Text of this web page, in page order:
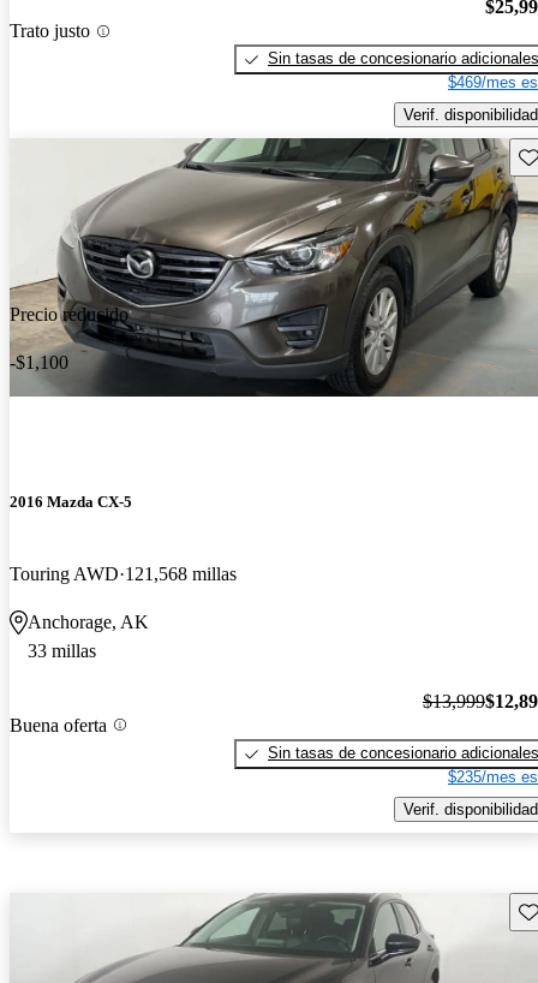
Trato justo
Sin tasas de concesionario adicionales
$469/mes
Verif. disponibilidad
Precio reducido
-$1,100
2016 Mazda CX-5
Touring AWD 121,568 millas
Anchorage, AK
33 millas
Buena oferta
$13,999
Sin tasas de concesionario adicionales
$235/mes
Verif. disponibilidad